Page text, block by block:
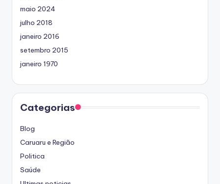
maio 2024
julho 2018
janeiro 2016
setembro 2015
janeiro 1970
Categorias
Blog
Caruaru e Região
Politica
Saúde